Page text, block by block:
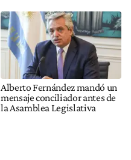
Alberto Fernández mandó un
mensaje conciliador antes de
la Asamblea Legislativa